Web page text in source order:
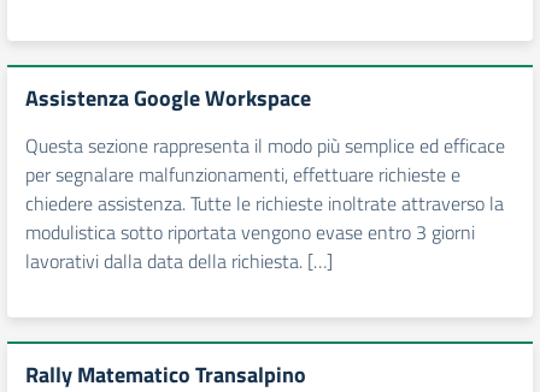
Assistenza Google Workspace
Questa sezione rappresenta il modo più semplice ed efficace
per segnalare malfunzionamenti, effettuare richieste e
chiedere assistenza. Tutte le richieste inoltrate attraverso la
modulistica sotto riportata vengono evase entro 3 giorni
lavorativi dalla data della richiesta. […]
Rally Matematico Transalpino